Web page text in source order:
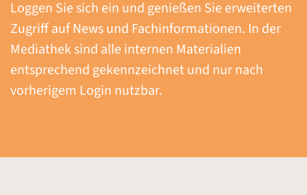
Loggen Sie sich ein und genießen Sie erweiterten
Zugriff auf News und Fachinformationen. In der
Mediathek sind alle internen Materialien
entsprechend gekennzeichnet und nur nach
vorherigem Login nutzbar.